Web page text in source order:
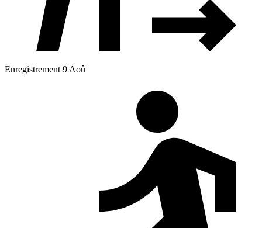
Enregistrement 9 Aoû